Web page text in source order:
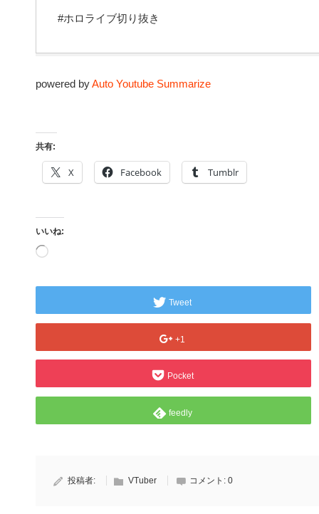
#ホロライブ切り抜き
powered byAuto Youtube Summarize
共有:
X Facebook Tumblr
いいね:
読
Tweet
+1
Pocket
feedly
投稿者: VTuber コメント: 0